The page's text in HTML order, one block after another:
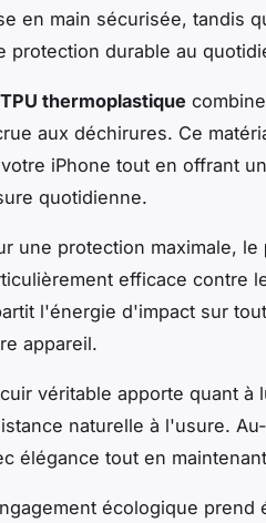
en main sécurisée, tandis
protection durable au
TPU thermoplastique
aux déchirures. Ce
iPhone tout en offrant
quotidienne.
une protection maximale, le
efficace contre
l'énergie d'impact sur
appareil.
véritable apporte quant à
naturelle à l'usure.
élégance tout en
écologique prend